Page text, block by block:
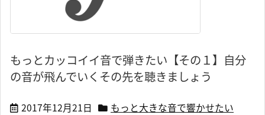
もっとカッコイイ音で弾きたい【その１】自分
の音が飛んでいくその先を聴きましょう
2017年12月21日 もっと大きな音で響かせたい